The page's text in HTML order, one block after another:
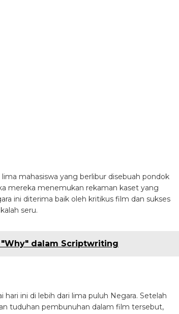
mengikuti semua aturan jika mereka ingin
サークル Jisatsu Sākuru) adalah film indie Jepang
dalam ajang Festival Film di seluruh
juga memenangkan Jury Prize untuk “Most
banyak kejadian bunuh diri yang terjadi di